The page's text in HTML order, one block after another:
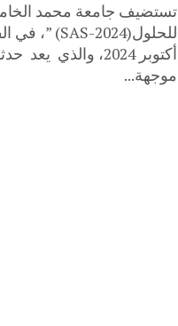
تستضيف جامعة محمد
أكتوبر ‏‏2024، والذي
موجهة...